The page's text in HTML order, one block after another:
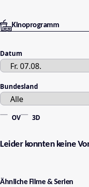
Kinoprogramm
Datum
Bundesland
OV 3D
Leider konnten keine
Ähnliche Filme & Serien